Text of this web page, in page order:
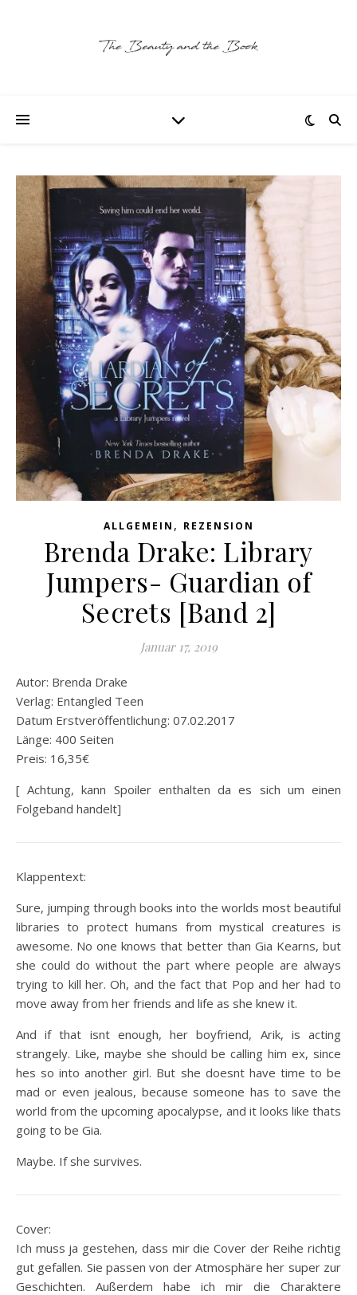
ALLGEMEIN , REZENSION
Brenda Drake: Library
Jumpers- Guardian of
Secrets [Band 2]
Januar 17, 2019
Autor: Brenda Drake
Verlag: Entangled Teen
Datum Erstveröffentlichung: 07.02.2017
Länge: 400 Seiten
Preis: 16,35€
[ Achtung, kann Spoiler enthalten da es sich um einen
Folgeband handelt]
Klappentext:
Sure, jumping through books into the worlds most beautiful
libraries to protect humans from mystical creatures is
awesome. No one knows that better than Gia Kearns, but
she could do without the part where people are always
trying to kill her. Oh, and the fact that Pop and her had to
move away from her friends and life as she knew it.
And if that isnt enough, her boyfriend, Arik, is acting
strangely. Like, maybe she should be calling him ex, since
hes so into another girl. But she doesnt have time to be
mad or even jealous, because someone has to save the
world from the upcoming apocalypse, and it looks like thats
going to be Gia.
Maybe. If she survives.
Cover:
Ich muss ja gestehen, dass mir die Cover der Reihe richtig
gut gefallen. Sie passen von der Atmosphäre her super zur
Geschichten. Außerdem habe ich mir die Charaktere